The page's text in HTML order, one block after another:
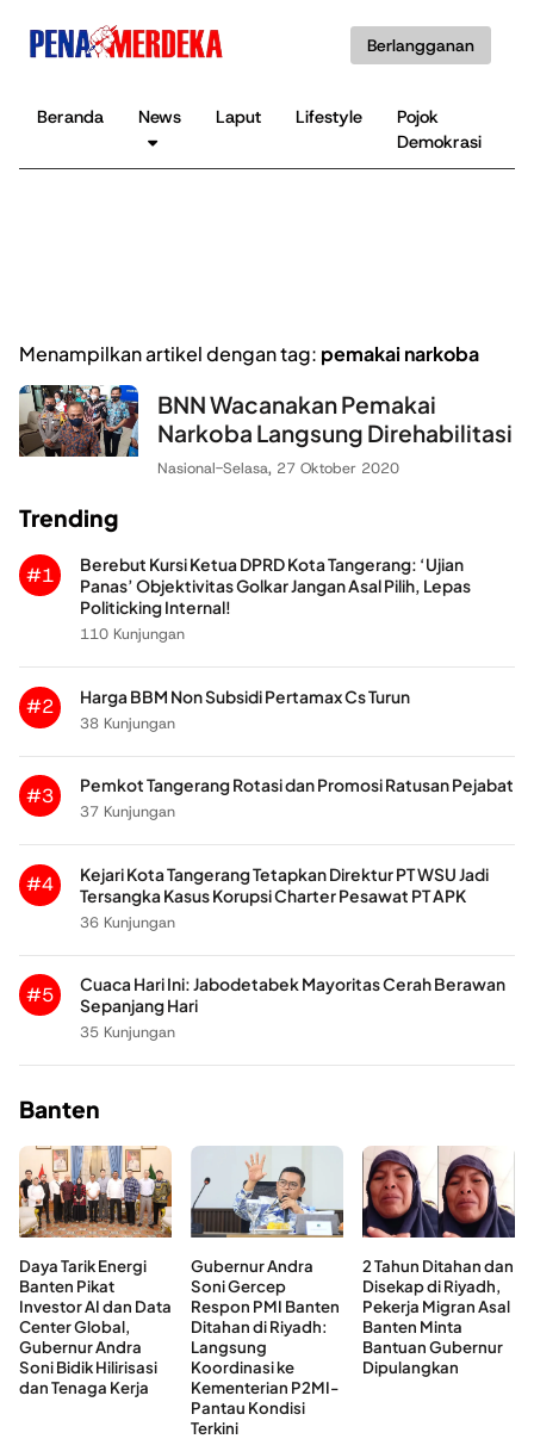
Berlangganan
Beranda News Laput Lifestyle
Pojok
Demokrasi
Menampilkan artikel dengan tag: pemakai narkoba
BNN Wacanakan Pemakai
Narkoba Langsung Direhabilitasi
Nasional-Selasa, 27 Oktober 2020
Trending
#1
Berebut Kursi Ketua DPRD Kota Tangerang: ‘Ujian
Panas’ Objektivitas Golkar Jangan Asal Pilih, Lepas
Politicking Internal!
110 Kunjungan
#2
Harga BBM Non Subsidi Pertamax Cs Turun
38 Kunjungan
#3
Pemkot Tangerang Rotasi dan Promosi Ratusan Pejabat
37 Kunjungan
#4
Kejari Kota Tangerang Tetapkan Direktur PT WSU Jadi
Tersangka Kasus Korupsi Charter Pesawat PT APK
36 Kunjungan
#5
Cuaca Hari Ini: Jabodetabek Mayoritas Cerah Berawan
Sepanjang Hari
35 Kunjungan
Banten
Daya Tarik Energi
Banten Pikat
Investor AI dan Data
Center Global,
Gubernur Andra
Soni Bidik Hilirisasi
dan Tenaga Kerja
Gubernur Andra
Soni Gercep
Respon PMI Banten
Ditahan di Riyadh:
Langsung
Koordinasi ke
Kementerian P2MI-
Pantau Kondisi
Terkini
2 Tahun Ditahan dan
Disekap di Riyadh,
Pekerja Migran Asal
Banten Minta
Bantuan Gubernur
Dipulangkan